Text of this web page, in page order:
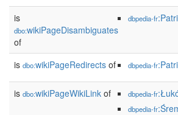
is
dbo:wikiPageDisambiguates
of
dbpedia-fr
is dbo:wikiPageRedirects of dbpedia-fr
is dbo:wikiPageWikiLink of dbpedia-fr
dbpedia-fr